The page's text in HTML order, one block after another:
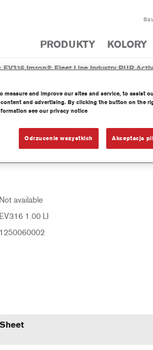
PRODUKTY KOLORY
EV316 Imron® Fleet Line Industry PUR
Fleet Line
Not available
EV316 1.00 LI
1250060002
and improve our sites and service, to assist
and advertising. By clicking the button on the
see our privacy notice
Odrzucenie wszystkich Akceptacja